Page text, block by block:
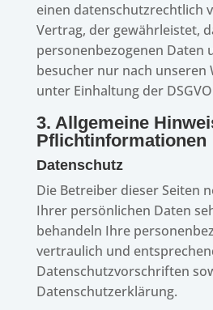
einen daten­schutz­recht­lich
Vertrag, der gewähr­leis­tet,
perso­nen­be­zo­ge­nen Daten
be­su­cher nur nach unse­ren
unter Einhal­tung der
3. Allge­meine
Pflichtinformationen
Daten­schutz
Die Betrei­ber dieser Seiten
Ihrer persön­li­chen Daten
behan­deln Ihre
vertrau­lich und
Daten­schutz­vor­schrif­ten
Datenschutzerklärung.